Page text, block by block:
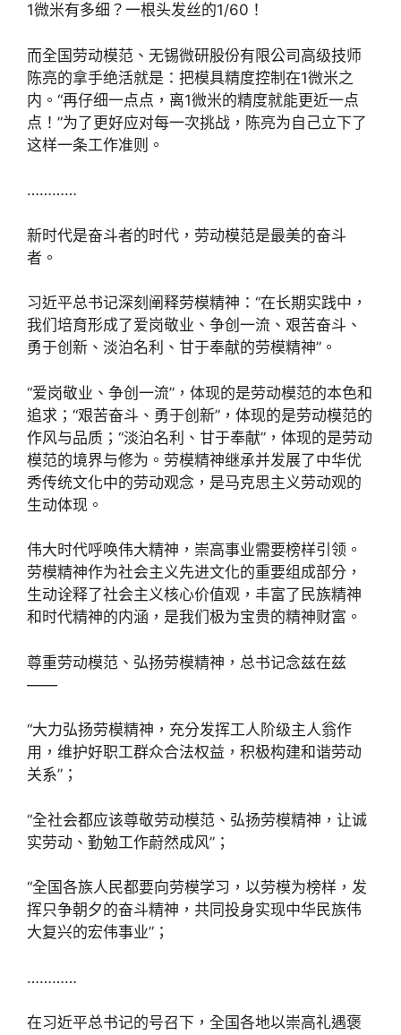
1微米有多细？一根头发丝的1/60！
而全国劳动模范、无锡微研股份有限公司高级技师
陈亮的拿手绝活就是：把模具精度控制在1微米之
内。“再仔细一点点，离1微米的精度就能更近一点
点！”为了更好应对每一次挑战，陈亮为自己立下了
这样一条工作准则。
…………
新时代是奋斗者的时代，劳动模范是最美的奋斗
者。
习近平总书记深刻阐释劳模精神：“在长期实践中，
我们培育形成了爱岗敬业、争创一流、艰苦奋斗、
勇于创新、淡泊名利、甘于奉献的劳模精神”。
“爱岗敬业、争创一流”，体现的是劳动模范的本色和
追求；“艰苦奋斗、勇于创新”，体现的是劳动模范的
作风与品质；“淡泊名利、甘于奉献”，体现的是劳动
模范的境界与修为。劳模精神继承并发展了中华优
秀传统文化中的劳动观念，是马克思主义劳动观的
生动体现。
伟大时代呼唤伟大精神，崇高事业需要榜样引领。
劳模精神作为社会主义先进文化的重要组成部分，
生动诠释了社会主义核心价值观，丰富了民族精神
和时代精神的内涵，是我们极为宝贵的精神财富。
尊重劳动模范、弘扬劳模精神，总书记念兹在兹
——
“大力弘扬劳模精神，充分发挥工人阶级主人翁作
用，维护好职工群众合法权益，积极构建和谐劳动
关系”；
“全社会都应该尊敬劳动模范、弘扬劳模精神，让诚
实劳动、勤勉工作蔚然成风”；
“全国各族人民都要向劳模学习，以劳模为榜样，发
挥只争朝夕的奋斗精神，共同投身实现中华民族伟
大复兴的宏伟事业”；
…………
在习近平总书记的号召下，全国各地以崇高礼遇褒